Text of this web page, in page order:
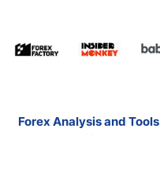
Forex Analysis and Tools
Free Forex Signals